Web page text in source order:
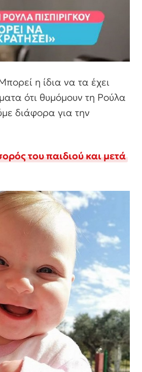
η ίδια να τα έχει
ότι θυμόμουν τη Ρούλα
διάφορα για την
του παιδιού και μετά